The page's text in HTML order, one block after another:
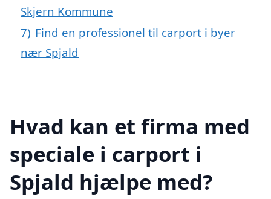
Skjern Kommune
7) Find en professionel til carport i byer
nær Spjald
Hvad kan et firma med
speciale i carport i
Spjald hjælpe med?